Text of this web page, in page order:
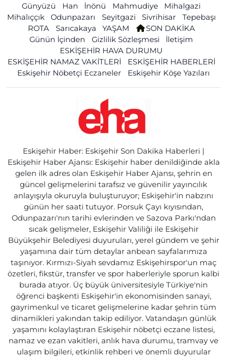
Günyüzü
Han İnönü Mahmudiye
Mihalgazi
Mihalıççık
Odunpazarı Seyitgazi Sivrihisar
Tepebaşı
ROTA
Sarıcakaya YAŞAM
SON DAKİKA
Günün İçinden
Gizlilik Sözleşmesi
İletişim
ESKİŞEHİR HAVA DURUMU
ESKİŞEHİR NAMAZ VAKİTLERİ
ESKİŞEHİR HABERLERİ
Eskişehir Nöbetçi Eczaneler
Eskişehir Köşe Yazıları
Eskişehir Haber: Eskişehir Son Dakika Haberleri |
Eskişehir Haber Ajansı: Eskişehir haber denildiğinde akla
gelen ilk adres olan Eskişehir Haber Ajansı, şehrin en
güncel gelişmelerini tarafsız ve güvenilir yayıncılık
anlayışıyla okuruyla buluşturuyor; Eskişehir'in nabzını
günün her saati tutuyor. Porsuk Çayı kıyısından,
Odunpazarı'nın tarihi evlerinden ve Sazova Parkı'ndan
sıcak gelişmeler, Eskişehir Valiliği ile Eskişehir
Büyükşehir Belediyesi duyuruları, yerel gündem ve şehir
yaşamına dair tüm detaylar anbean sayfalarımıza
taşınıyor. Kırmızı-Siyah sevdamız Eskişehirspor'un maç
özetleri, fikstür, transfer ve spor haberleriyle sporun kalbi
burada atıyor. Üç büyük üniversitesiyle Türkiye'nin
öğrenci başkenti Eskişehir'in ekonomisinden sanayi,
gayrimenkul ve ticaret gelişmelerine kadar şehrin tüm
dinamikleri yakından takip ediliyor. Vatandaşın günlük
yaşamını kolaylaştıran Eskişehir nöbetçi eczane listesi,
namaz ve ezan vakitleri, anlık hava durumu, tramvay ve
ulaşım bilgileri, etkinlik rehberi ve önemli duyurular